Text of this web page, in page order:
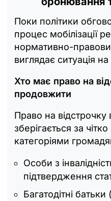
Поки політики
процес мобілізації
нормативно-
виглядає ситуація
Хто має право на
продовжити
Право на відстрочку
зберігається за
категоріями
Особи з
підтвердження
Багатодітні батьки